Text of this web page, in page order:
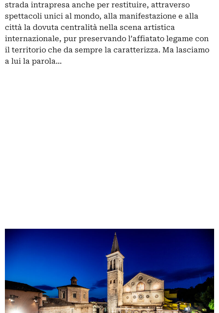
strada intrapresa anche per restituire, attraverso
spettacoli unici al mondo, alla manifestazione e alla
città la dovuta centralità nella scena artistica
internazionale, pur preservando l’affiatato legame con
il territorio che da sempre la caratterizza. Ma lasciamo
a lui la parola…